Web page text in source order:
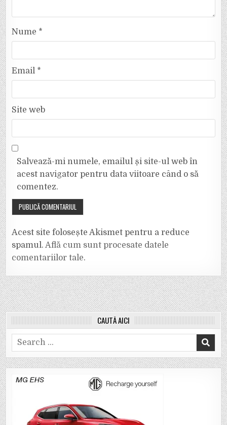
Nume *
Email *
Site web
Salvează-mi numele, emailul și site-ul web în
acest navigator pentru data viitoare când o să
comentez.
Acest site folosește Akismet pentru a reduce
spamul.Află cum sunt procesate datele
comentariilor tale.
CAUTĂ AICI
Search
for: